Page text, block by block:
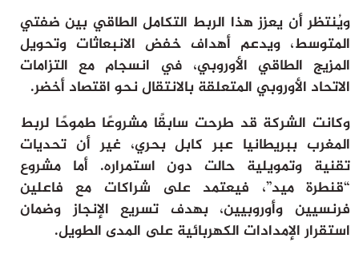
ويُنتظر أن يعزز هذا الربط التكامل الطاقي بين ضفتي
المتوسط، ويدعم أهداف خفض الانبعاثات وتحويل
المزيج الطاقي الأوروبي، في انسجام مع التزامات
الاتحاد الأوروبي المتعلقة بالانتقال نحو اقتصاد أخضر.
وكانت الشركة قد طرحت سابقًا مشروعًا طموحًا لربط
المغرب ببريطانيا عبر كابل بحري، غير أن تحديات
تقنية وتمويلية حالت دون استمراره. أما مشروع
“قنطرة ميد”، فيعتمد على شراكات مع فاعلين
فرنسيين وأوروبيين، بهدف تسريع الإنجاز وضمان
استقرار الإمدادات الكهربائية على المدى الطويل.